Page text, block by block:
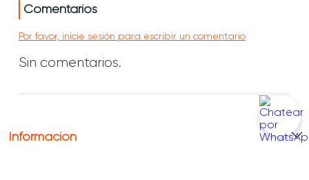
Comentarios
Por favor, inicie sesión para escribir un comentario
Sin comentarios.
Información